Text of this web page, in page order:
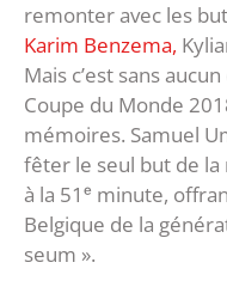
remonter avec les
Karim Benzema,
Mais c’est sans
Coupe du Monde
mémoires. Samuel
fêter le seul but de la
à la 51ᵉ minute,
Belgique de la
seum ».